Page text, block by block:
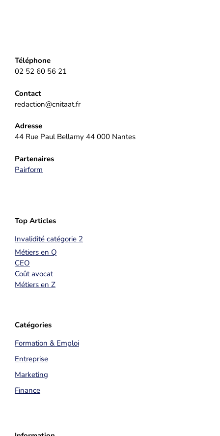
Téléphone
02 52 60 56 21
Contact
redaction@cnitaat.fr
Adresse
44 Rue Paul Bellamy 44 000 Nantes
Partenaires
Pairform
Top Articles
Invalidité catégorie 2
Métiers en Q
CEO
Coût avocat
Métiers en Z
Catégories
Formation & Emploi
Entreprise
Marketing
Finance